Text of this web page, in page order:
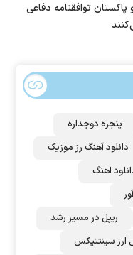
پاکستان توافقنامه دفاعی
پنجره دوجداره
دانلود آهنگ رز‌ موزیک
اهنگ
ریپل در مسیر رشد
ارز سینتتیکس